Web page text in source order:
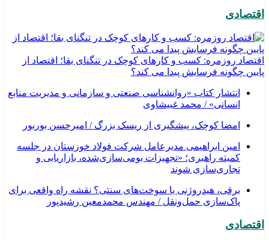
اقتصادی
اقتصاد روزمره: کسب‌ و کارهای کوچک در تنگنای بقا؛ اقتصاد از
پایین چگونه فرسایش پیدا می کند؟
انتشار کتاب «روانشناسی صنعتی و سازمانی و مدیریت منابع
انسانی» / محمد غبیشاوی
امضا کوچک، پیشگیری از ریسک بزرگ / امیرحسن بوربور
امین ابراهیمی مدیرعامل شرکت فولاد خوزستان در جلسه
کمیته راهبری؛ «تجهیزات بومی‌سازی‌شده، بازاریابی و
تجاری‌سازی شوند
برقی، هیدروژنی یا سوخت‌های سنتی؟ نقشه راه واقعی برای
پاک‌سازی حمل‌ونقل / مهندس محمدمعین رشیدپور
اقتصادی